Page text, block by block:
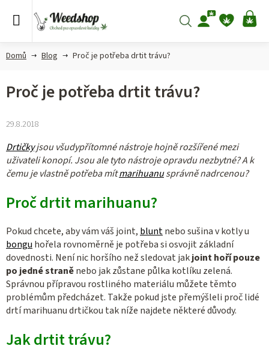
Hledat
Domů Blog Proč je potřeba drtit trávu?
Proč je potřeba drtit trávu?
29.8.2018
Drtičkyjsou všudypřítomné nástroje hojně rozšířené mezi
uživateli konopí. Jsou ale tyto nástroje opravdu nezbytné? A k
čemu je vlastně potřeba mítmarihuanusprávně nadrcenou?
Proč drtit marihuanu?
Pokud chcete, aby vám váš joint, bluntnebo sušina v kotly u
bongu hořela rovnoměrně je potřeba si osvojit základní
dovednosti. Není nic horšího než sledovat jakjoint hoří pouze
po jedné straněnebo jak zůstane půlka kotlíku zelená.
Správnou přípravou rostliného materiálu můžete těmto
problémům předcházet. Takže pokud jste přemýšleli proč lidé
drtí marihuanu drtičkou tak níže najdete některé důvody.
Jak drtit trávu?